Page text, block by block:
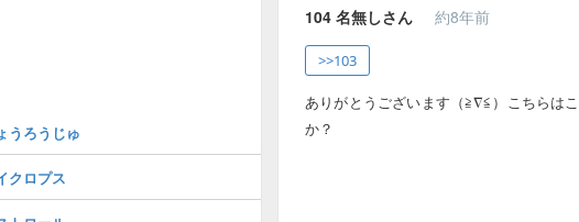
104 名無しさん 約8年前
>>103
ありがとうございます（≧∇≦）こちらは
か？
うろうじゅ
クロプス